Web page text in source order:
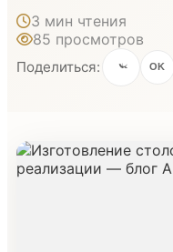
3 мин чтения
85 просмотров
Поделиться: OK